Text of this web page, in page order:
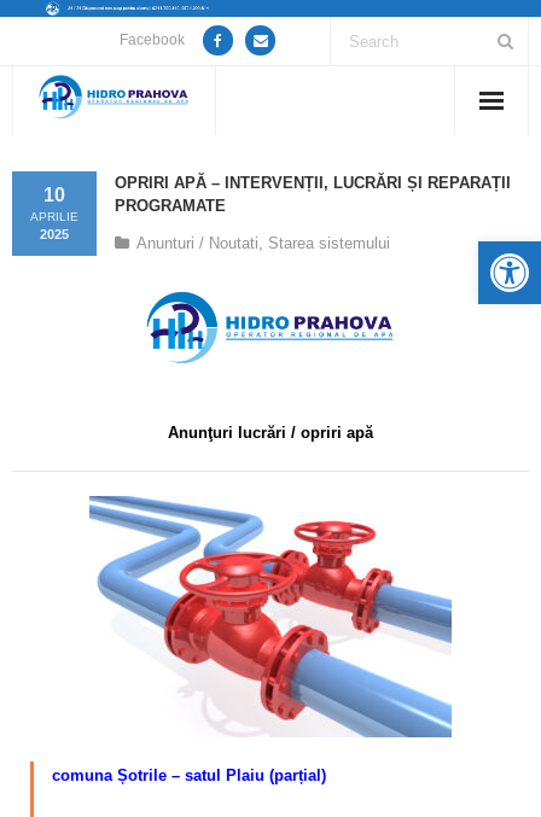
Facebook
Despre noi
Guvernanță Corporativă
Informații de interes public
Calitatea apei
Comunicare
OPRIRI APĂ – INTERVENȚII, LUCRĂRI ȘI REPARAȚII
PROGRAMATE
10
APRILIE
2025 Anunturi / Noutati, Starea sistemului
Anunţuri lucrări / opriri apă
comuna Șotrile – satul Plaiu (parțial)